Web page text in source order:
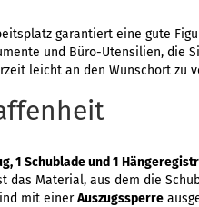
garantiert eine gute
und Büro-Utensilien, die
leicht an den Wunschort zu
1 Schublade und 1
das Material, aus dem die
mit einerAuszugssperre